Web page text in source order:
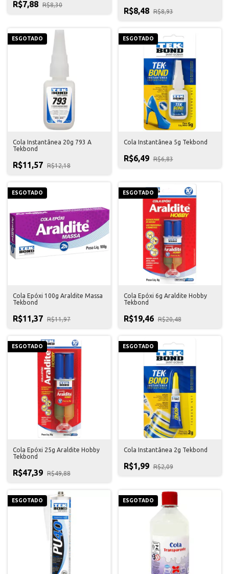
R$7,88 R$8,30
R$8,48 R$8,93
ESGOTADO
Cola Instantânea 20g 793 A
Tekbond
R$11,57 R$12,18
ESGOTADO
Cola Instantânea 5g Tekbond
R$6,49 R$6,83
ESGOTADO
Cola Epóxi 100g Araldite Massa
Tekbond
R$11,37 R$11,97
ESGOTADO
Cola Epóxi 6g Araldite Hobby
Tekbond
R$19,46 R$20,48
ESGOTADO
Cola Epóxi 25g Araldite Hobby
Tekbond
R$47,39 R$49,88
ESGOTADO
Cola Instantânea 2g Tekbond
R$1,99 R$2,09
ESGOTADO ESGOTADO